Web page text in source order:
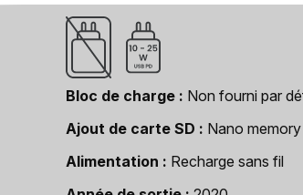
Bloc de charge
Non fourni par
Ajout de carte SD
Nano
Alimentation
Recharge sans fil